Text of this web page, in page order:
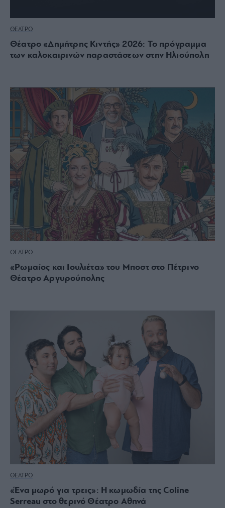
ΘΕΑΤΡΟ
Θέατρο «Δημήτρης Κιντής» 2026: Το πρόγραμμα
των καλοκαιρινών παραστάσεων στην Ηλιούπολη
ΘΕΑΤΡΟ
«Ρωμαίος και Ιουλιέτα» του Μποστ στο Πέτρινο
Θέατρο Αργυρούπολης
ΘΕΑΤΡΟ
«Ένα μωρό για τρεις»: Η κωμωδία της Coline
Serreau στο θερινό Θέατρο Αθηνά